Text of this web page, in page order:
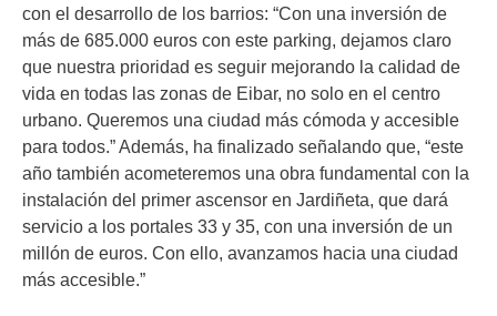
con el desarrollo de los barrios: “Con una inversión de
más de 685.000 euros con este parking, dejamos claro
que nuestra prioridad es seguir mejorando la calidad de
vida en todas las zonas de Eibar, no solo en el centro
urbano. Queremos una ciudad más cómoda y accesible
para todos.” Además, ha finalizado señalando que, “este
año también acometeremos una obra fundamental con la
instalación del primer ascensor en Jardiñeta, que dará
servicio a los portales 33 y 35, con una inversión de un
millón de euros. Con ello, avanzamos hacia una ciudad
más accesible.”